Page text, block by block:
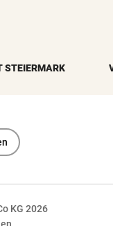
STEIERMARK
KG 2026